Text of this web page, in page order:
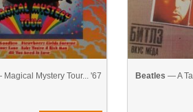
Mystery Tour... '67 Beatles — A